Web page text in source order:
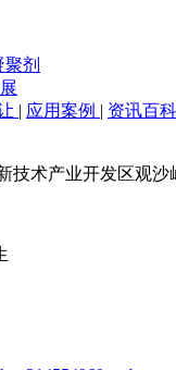
剂
| 应用案例 | 资讯百科
技术产业开发区观沙